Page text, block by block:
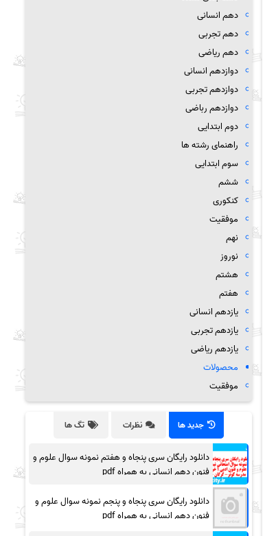
دهم انسانی
دهم تجربی
دهم ریاضی
دوازدهم انسانی
دوازدهم تجربی
دوازدهم رباضی
دوم ابتدایی
راهنمای رشته ها
سوم ابتدایی
ششم
کنکوری
موفقیت
نهم
نوروز
هشتم
هفتم
یازدهم انسانی
یازدهم تجربی
یازدهم ریاضی
محصولات
موفقیت
جدید ها نظرات تگ ها
دانلود رایگان سری پنجاه و هفتم نمونه سوال علوم و
فنون دهم انسانی به همراه pdf
دانلود رایگان سری پنجاه و پنجم نمونه سوال علوم و
فنون دهم انسانی به همراه pdf